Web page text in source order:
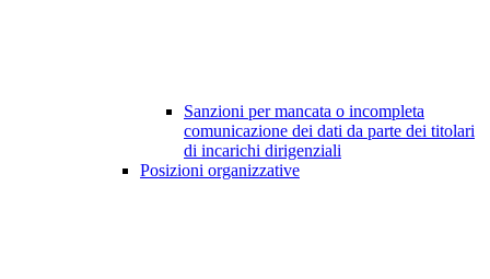
Sanzioni per mancata o incompleta
comunicazione dei dati da parte dei titolari
di incarichi dirigenziali
Posizioni organizzative